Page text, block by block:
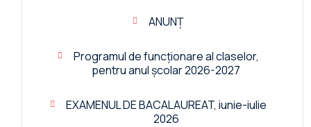
ANUNȚ
Programul de funcționare al claselor,
pentru anul școlar 2026-2027
EXAMENUL DE BACALAUREAT, iunie-iulie
2026